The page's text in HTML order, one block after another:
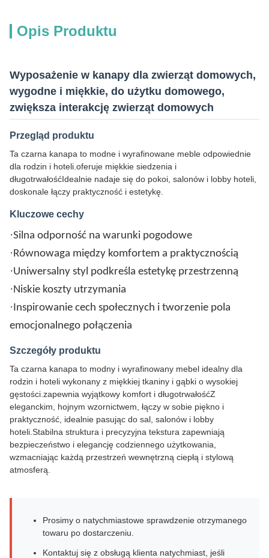
Opis Produktu
Wyposażenie w kanapy dla zwierząt domowych,
wygodne i miękkie, do użytku domowego,
zwiększa interakcję zwierząt domowych
Przegląd produktu
Ta czarna kanapa to modne i wyrafinowane meble odpowiednie
dla rodzin i hoteli.oferuje miękkie siedzenia i
długotrwałośćIdealnie nadaje się do pokoi, salonów i lobby hoteli,
doskonale łączy praktyczność i estetykę.
Kluczowe cechy
·Silna odporność na warunki pogodowe
·Równowaga między komfortem a praktycznością
·Uniwersalny styl podkreśla estetykę przestrzenną
·Niskie koszty utrzymania
·Inspirowanie cech społecznych i tworzenie pola
emocjonalnego połączenia
Szczegóły produktu
Ta czarna kanapa to modny i wyrafinowany mebel idealny dla
rodzin i hoteli wykonany z miękkiej tkaniny i gąbki o wysokiej
gęstości.zapewnia wyjątkowy komfort i długotrwałośćZ
eleganckim, hojnym wzornictwem, łączy w sobie piękno i
praktyczność, idealnie pasując do sal, salonów i lobby
hoteli.Stabilna struktura i precyzyjna tekstura zapewniają
bezpieczeństwo i elegancję codziennego użytkowania,
wzmacniając każdą przestrzeń wewnętrzną ciepłą i stylową
atmosferą.
Prosimy o natychmiastowe sprawdzenie otrzymanego
towaru po dostarczeniu.
Kontaktuj się z obsługą klienta natychmiast, jeśli